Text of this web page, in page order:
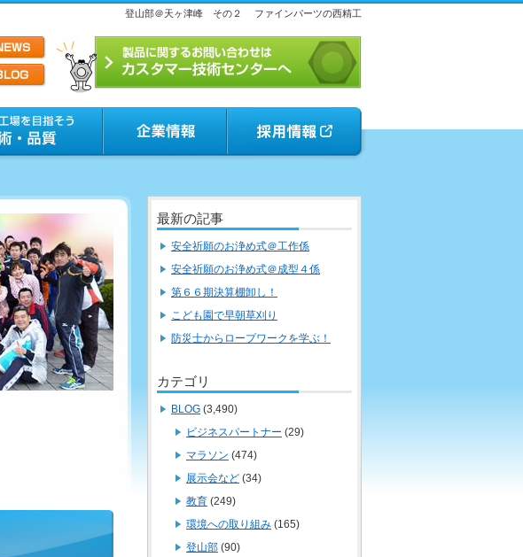
登山部＠天ヶ津峰 その２ ファインパーツの西精工
最新の記事
安全祈願のお浄め式＠工作係
安全祈願のお浄め式＠成型４係
第６６期決算棚卸し！
こども園で早朝草刈り
防災士からロープワークを学ぶ！
カテゴリ
BLOG (3,490)
ビジネスパートナー (29)
マラソン (474)
展示会など (34)
教育 (249)
環境への取り組み (165)
登山部 (90)